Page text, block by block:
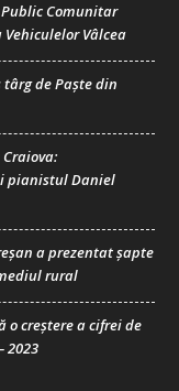
Comunitar
Vâlcea
târg de Paște din
pianistul Daniel
a prezentat șapte
rural
creștere a cifrei de
2023